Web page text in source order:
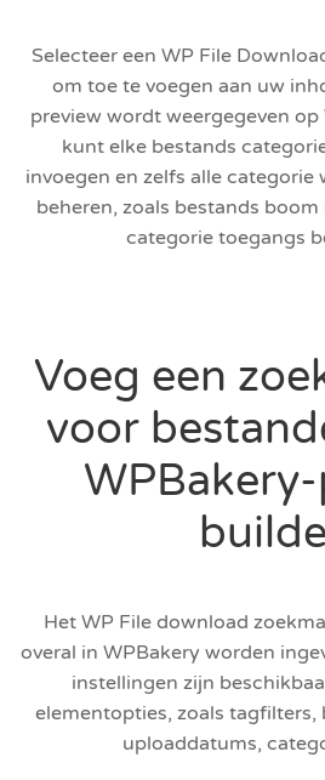
Selecteer een WP File
om toe te voegen aan uw
preview wordt weergegeven op
kunt elke bestands
invoegen en zelfs alle categorie
beheren, zoals bestands
categorie toegangs
Voeg een
voor
Het WP File download
overal in WPBakery worden
instellingen zijn
elementopties, zoals tagfilters,
uploaddatums,